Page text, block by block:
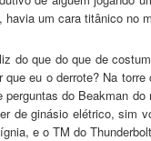
um cara titânico no
do que do que de
que eu o derrote? Na
do Beakman
de ginásio elétrico, sim
e o TM do